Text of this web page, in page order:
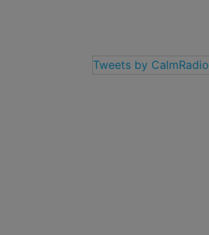
Tweets by CalmRadio